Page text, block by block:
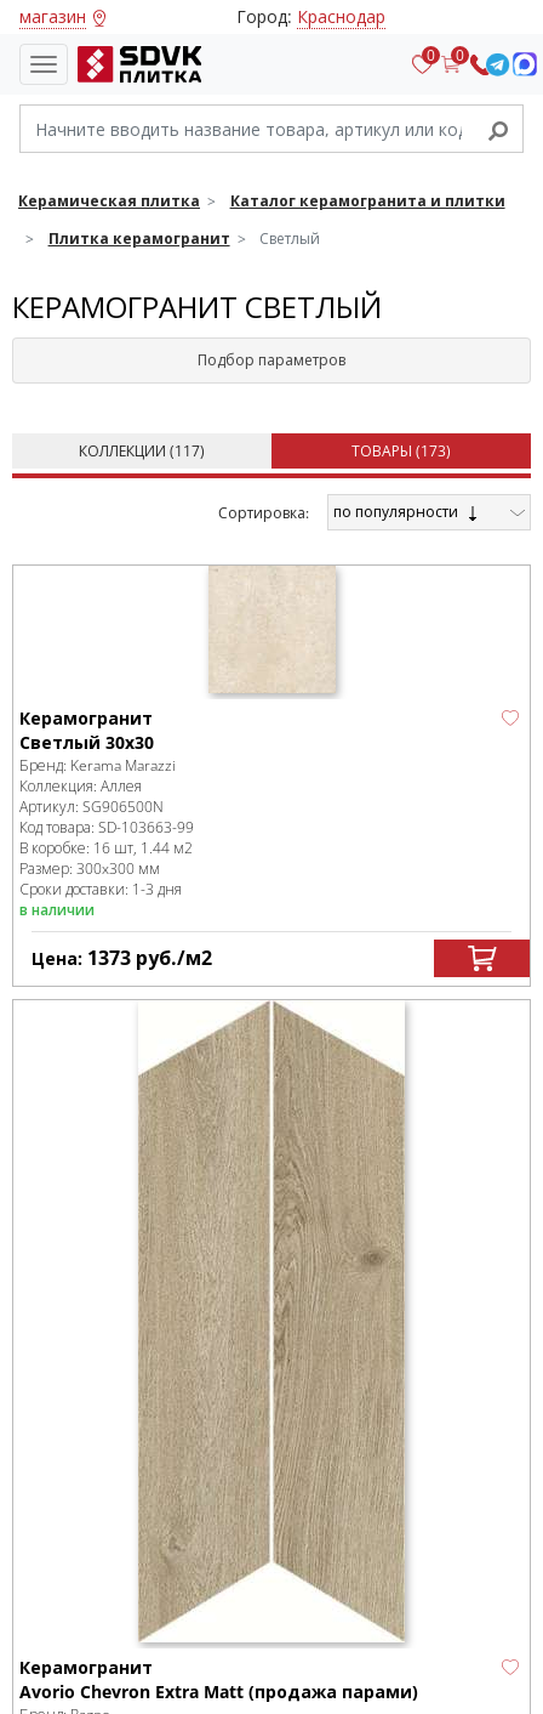
магазин Город: Краснодар
0 0
Керамическая плитка
Каталог керамогранита и плитки
Плитка керамогранит
Светлый
КЕРАМОГРАНИТ СВЕТЛЫЙ
Подбор параметров
КОЛЛЕКЦИИ (117) ТОВАРЫ (173)
Cортировка: по популярности
Керамогранит
Светлый 30х30
Бренд: Kerama Marazzi
Коллекция: Аллея
Артикул: SG906500N
Код товара: SD-103663-99
В коробке: 16 шт, 1.44 м2
Размер: 300x300 мм
Сроки доставки: 1-3 дня
в наличии
Цена: 1373 руб./м2
Керамогранит
Avorio Chevron Extra Matt (продажа парами)